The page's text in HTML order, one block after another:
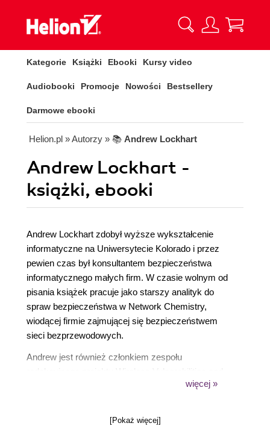
Kategorie Książki Ebooki Kursy video
Audiobooki Promocje Nowości Bestsellery
Darmowe ebooki
Helion.pl » Autorzy » 📚 Andrew Lockhart
Andrew Lockhart -
książki, ebooki
Andrew Lockhart zdobył wyższe wykształcenie
informatyczne na Uniwersytecie Kolorado i przez
pewien czas był konsultantem bezpieczeństwa
informatycznego małych firm. W czasie wolnym od
pisania książek pracuje jako starszy analityk do
spraw bezpieczeństwa w Network Chemistry,
wiodącej firmie zajmującej się bezpieczeństwem
sieci bezprzewodowych.
Andrew jest również członkiem zespołu
Exploits (https://www.wirelessve.org) oraz regularnie
bezpieczeństwu sieci bezprzewodowych. W
więcej »
[Pokaż więcej]